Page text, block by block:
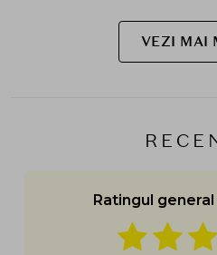
VEZI MAI
Ratingul